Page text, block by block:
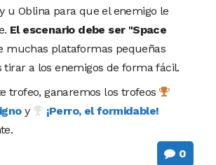
u Oblina para que el enemigo le
El escenario debe ser "Space
muchas plataformas pequeñas
tirar a los enemigos de forma fácil.
trofeo, ganaremos los trofeos
y
¡Perro, el formidable!
0